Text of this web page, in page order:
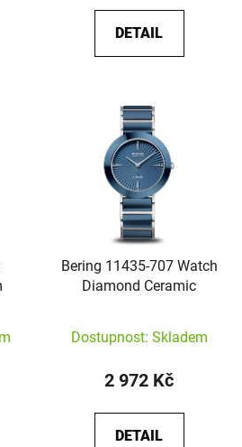
DETAIL
Bering 11435-707 Watch
Diamond Ceramic
Dostupnost: Skladem
2 972 Kč
DETAIL